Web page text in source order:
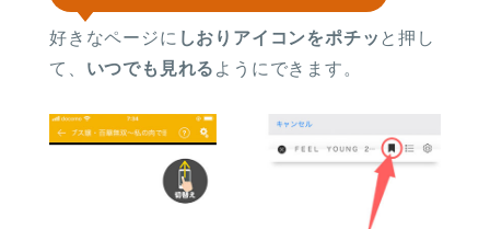
好きなページに しおりアイコンをポチッ と押し
て、 いつでも見れる ようにできます。